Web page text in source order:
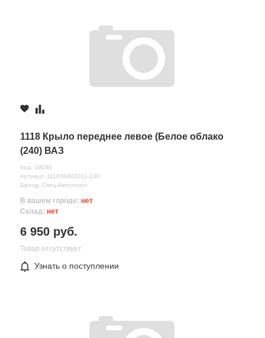
Все поля формы обязательны
Отправляя форму вы соглашаетесь на
данных
1118 Крыло переднее левое (Белое облако
(240) ВАЗ
Код: 19280
Артикул: 111808403011-240
Бренд: Спец-Автопласт
В вашем городе: нет
Склад: нет
6 950 руб.
Товар отсутствует
Узнать о поступлении